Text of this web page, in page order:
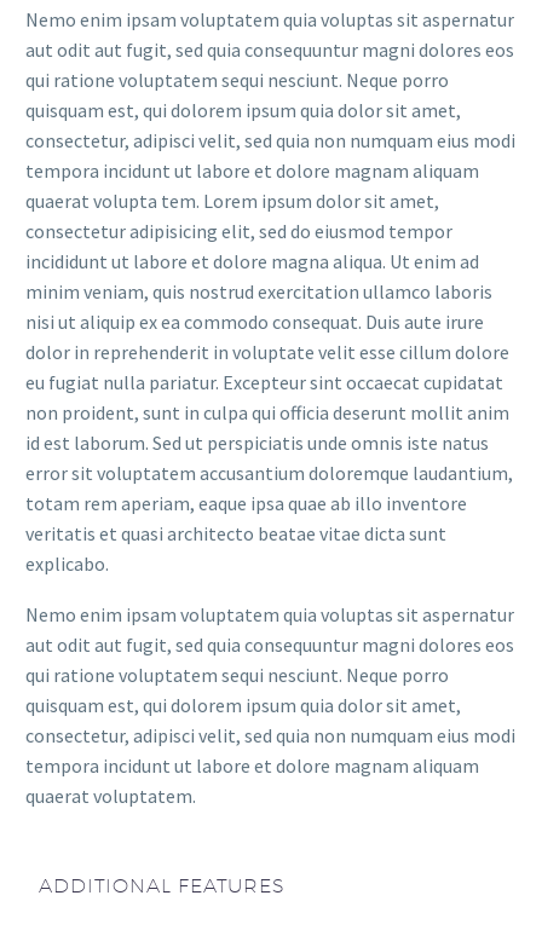
Nemo enim ipsam voluptatem quia voluptas sit aspernatur
aut odit aut fugit, sed quia consequuntur magni dolores eos
qui ratione voluptatem sequi nesciunt. Neque porro
quisquam est, qui dolorem ipsum quia dolor sit amet,
consectetur, adipisci velit, sed quia non numquam eius modi
tempora incidunt ut labore et dolore magnam aliquam
quaerat volupta tem. Lorem ipsum dolor sit amet,
consectetur adipisicing elit, sed do eiusmod tempor
incididunt ut labore et dolore magna aliqua. Ut enim ad
minim veniam, quis nostrud exercitation ullamco laboris
nisi ut aliquip ex ea commodo consequat. Duis aute irure
dolor in reprehenderit in voluptate velit esse cillum dolore
eu fugiat nulla pariatur. Excepteur sint occaecat cupidatat
non proident, sunt in culpa qui officia deserunt mollit anim
id est laborum. Sed ut perspiciatis unde omnis iste natus
error sit voluptatem accusantium doloremque laudantium,
totam rem aperiam, eaque ipsa quae ab illo inventore
veritatis et quasi architecto beatae vitae dicta sunt
explicabo.
Nemo enim ipsam voluptatem quia voluptas sit aspernatur
aut odit aut fugit, sed quia consequuntur magni dolores eos
qui ratione voluptatem sequi nesciunt. Neque porro
quisquam est, qui dolorem ipsum quia dolor sit amet,
consectetur, adipisci velit, sed quia non numquam eius modi
tempora incidunt ut labore et dolore magnam aliquam
quaerat voluptatem.
ADDITIONAL FEATURES